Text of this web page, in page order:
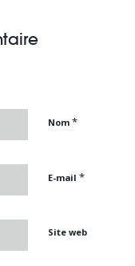
Nom *
E-mail *
Site web